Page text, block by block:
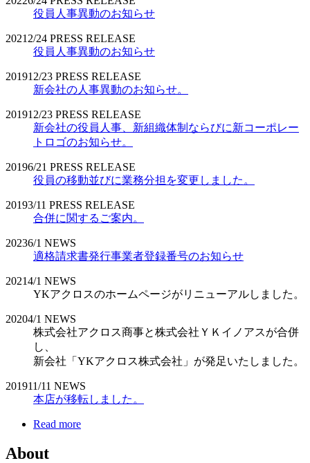
役員人事異動のお知らせ
2021 2/24 PRESS RELEASE
役員人事異動のお知らせ
201912/23 PRESS RELEASE
新会社の人事異動のお知らせ。
201912/23 PRESS RELEASE
新会社の役員人事、新組織体制ならびに新コーポレー
トロゴのお知らせ。
20196/21 PRESS RELEASE
役員の移動並びに業務分担を変更しました。
20193/11 PRESS RELEASE
合併に関するご案内。
20236/1 NEWS
適格請求書発行事業者登録番号のお知らせ
20214/1 NEWS
YKアクロスのホームページがリニューアルしました。
20204/1 NEWS
株式会社アクロス商事と株式会社ＹＫイノアスが合併
し、
新会社「YKアクロス株式会社」が発足いたしました。
201911/11 NEWS
本店が移転しました。
Read more
About